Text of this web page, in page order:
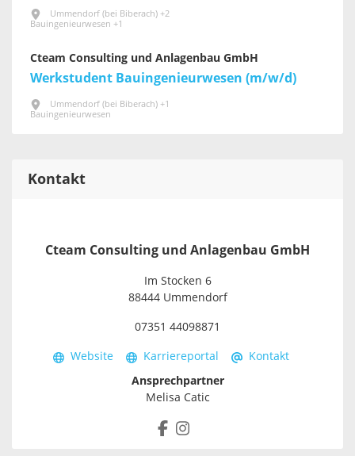
Ummendorf (bei Biberach) +2
Bauingenieurwesen +1
Cteam Consulting und Anlagenbau GmbH
Werkstudent Bauingenieurwesen (m/w/d)
Ummendorf (bei Biberach) +1
Bauingenieurwesen
Kontakt
Cteam Consulting und Anlagenbau GmbH
Im Stocken 6
88444 Ummendorf
07351 44098871
Website Karriereportal
Kontakt
Ansprechpartner
Melisa Catic